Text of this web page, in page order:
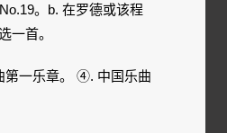
。b. 在罗德或该程
一首。
一乐章。 ④. 中国乐曲